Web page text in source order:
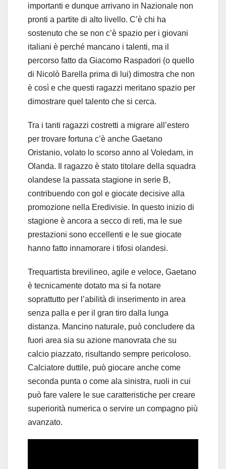
importanti e dunque arrivano in Nazionale non
pronti a partite di alto livello. C’è chi ha
sostenuto che se non c’è spazio per i giovani
italiani è perché mancano i talenti, ma il
percorso fatto da Giacomo Raspadori (o quello
di Nicolò Barella prima di lui) dimostra che non
è così e che questi ragazzi meritano spazio per
dimostrare quel talento che si cerca.
Tra i tanti ragazzi costretti a migrare all’estero
per trovare fortuna c’è anche Gaetano
Oristanio, volato lo scorso anno al Voledam, in
Olanda. Il ragazzo è stato titolare della squadra
olandese la passata stagione in serie B,
contribuendo con gol e giocate decisive alla
promozione nella Eredivisie. In questo inizio di
stagione è ancora a secco di reti, ma le sue
prestazioni sono eccellenti e le sue giocate
hanno fatto innamorare i tifosi olandesi.
Trequartista brevilineo, agile e veloce, Gaetano
è tecnicamente dotato ma si fa notare
soprattutto per l’abilità di inserimento in area
senza palla e per il gran tiro dalla lunga
distanza. Mancino naturale, può concludere da
fuori area sia su azione manovrata che su
calcio piazzato, risultando sempre pericoloso.
Calciatore duttile, può giocare anche come
seconda punta o come ala sinistra, ruoli in cui
può fare valere le sue caratteristiche per creare
superiorità numerica o servire un compagno più
avanzato.